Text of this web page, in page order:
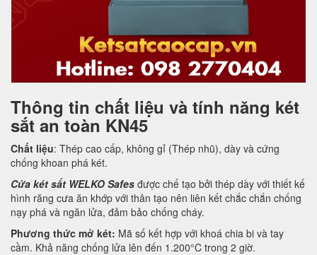
Thông tin chất liệu và tính năng két
sắt an toàn KN45
Chất liệu: Thép cao cấp, không gỉ (Thép nhũ), dày và cứng
chống khoan phá két.
Cửa két sắt WELKO Safes được chế tạo bởi thép dày với thiết kế
hình răng cưa ăn khớp với thân tạo nên liên kết chắc chắn chống
nạy phá và ngăn lửa, đảm bảo chống cháy.
Phương thức mở két: Mã số kết hợp với khoá chia bi và tay
cầm. Khả năng chống lửa lên đến 1.200°C trong 2 giờ.